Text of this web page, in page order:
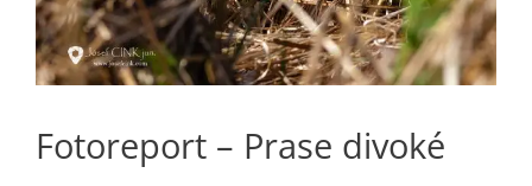
Fotoreport – Prase divoké